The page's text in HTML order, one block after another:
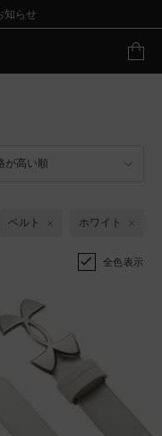
知らせ
が高い順
ベルト ホワイト
全色表示